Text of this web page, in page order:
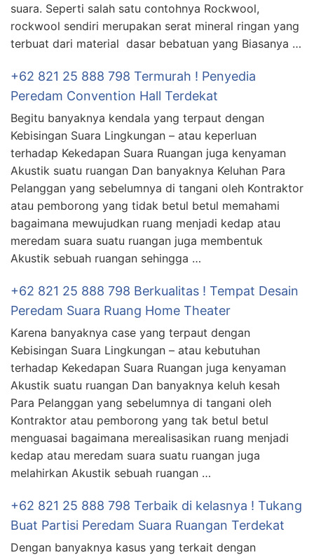
suara. Seperti salah satu contohnya Rockwool,
rockwool sendiri merupakan serat mineral ringan yang
terbuat dari material dasar bebatuan yang Biasanya …
+62 821 25 888 798 Termurah ! Penyedia
Peredam Convention Hall Terdekat
Begitu banyaknya kendala yang terpaut dengan
Kebisingan Suara Lingkungan – atau keperluan
terhadap Kekedapan Suara Ruangan juga kenyaman
Akustik suatu ruangan Dan banyaknya Keluhan Para
Pelanggan yang sebelumnya di tangani oleh Kontraktor
atau pemborong yang tidak betul betul memahami
bagaimana mewujudkan ruang menjadi kedap atau
meredam suara suatu ruangan juga membentuk
Akustik sebuah ruangan sehingga …
+62 821 25 888 798 Berkualitas ! Tempat Desain
Peredam Suara Ruang Home Theater
Karena banyaknya case yang terpaut dengan
Kebisingan Suara Lingkungan – atau kebutuhan
terhadap Kekedapan Suara Ruangan juga kenyaman
Akustik suatu ruangan Dan banyaknya keluh kesah
Para Pelanggan yang sebelumnya di tangani oleh
Kontraktor atau pemborong yang tak betul betul
menguasai bagaimana merealisasikan ruang menjadi
kedap atau meredam suara suatu ruangan juga
melahirkan Akustik sebuah ruangan …
+62 821 25 888 798 Terbaik di kelasnya ! Tukang
Buat Partisi Peredam Suara Ruangan Terdekat
Dengan banyaknya kasus yang terkait dengan